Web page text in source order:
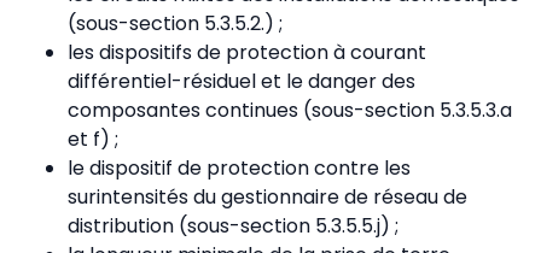
(sous-section 5.3.5.2.) ;
les dispositifs de protection à courant
différentiel-résiduel et le danger des
composantes continues (sous-section 5.3.5.3.a
et f) ;
le dispositif de protection contre les
surintensités du gestionnaire de réseau de
distribution (sous-section 5.3.5.5.j) ;